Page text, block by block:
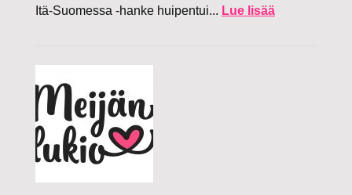
Itä-Suomessa -hanke huipentui... Lue lisää